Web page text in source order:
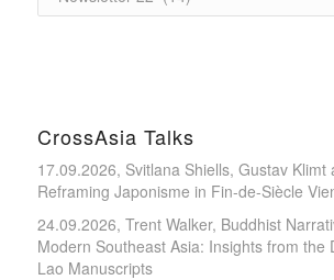
CrossAsia Talks
17.09.2026, Svitlana Shiells, Gustav Klimt
Reframing Japonisme in Fin-de-Siècle
24.09.2026, Trent Walker, Buddhist
Modern Southeast Asia: Insights from the
Lao Manuscripts